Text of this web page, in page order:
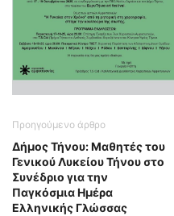
Προηγούμενο άρθρο
Δήμος Τήνου: Μαθητές του
Γενικού Λυκείου Τήνου στο
Συνέδριο για την
Παγκόσμια Ημέρα
Ελληνικής Γλώσσας